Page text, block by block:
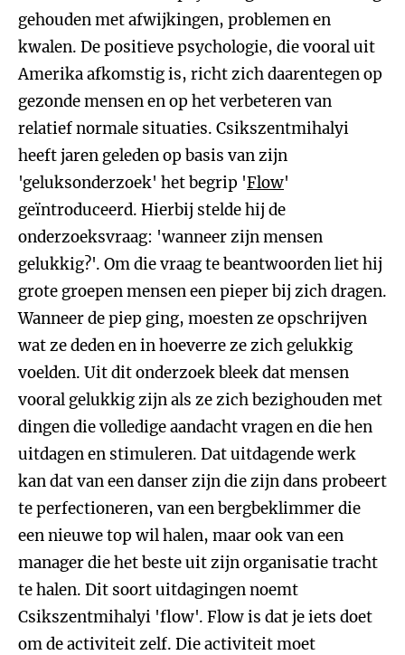
gehouden met afwijkingen, problemen en
kwalen. De positieve psychologie, die vooral uit
Amerika afkomstig is, richt zich daarentegen op
gezonde mensen en op het verbeteren van
relatief normale situaties. Csikszentmihalyi
heeft jaren geleden op basis van zijn
'geluksonderzoek' het begrip 'Flow'
geïntroduceerd. Hierbij stelde hij de
onderzoeksvraag: 'wanneer zijn mensen
gelukkig?'. Om die vraag te beantwoorden liet hij
grote groepen mensen een pieper bij zich dragen.
Wanneer de piep ging, moesten ze opschrijven
wat ze deden en in hoeverre ze zich gelukkig
voelden. Uit dit onderzoek bleek dat mensen
vooral gelukkig zijn als ze zich bezighouden met
dingen die volledige aandacht vragen en die hen
uitdagen en stimuleren. Dat uitdagende werk
kan dat van een danser zijn die zijn dans probeert
te perfectioneren, van een bergbeklimmer die
een nieuwe top wil halen, maar ook van een
manager die het beste uit zijn organisatie tracht
te halen. Dit soort uitdagingen noemt
Csikszentmihalyi 'flow'. Flow is dat je iets doet
om de activiteit zelf. Die activiteit moet